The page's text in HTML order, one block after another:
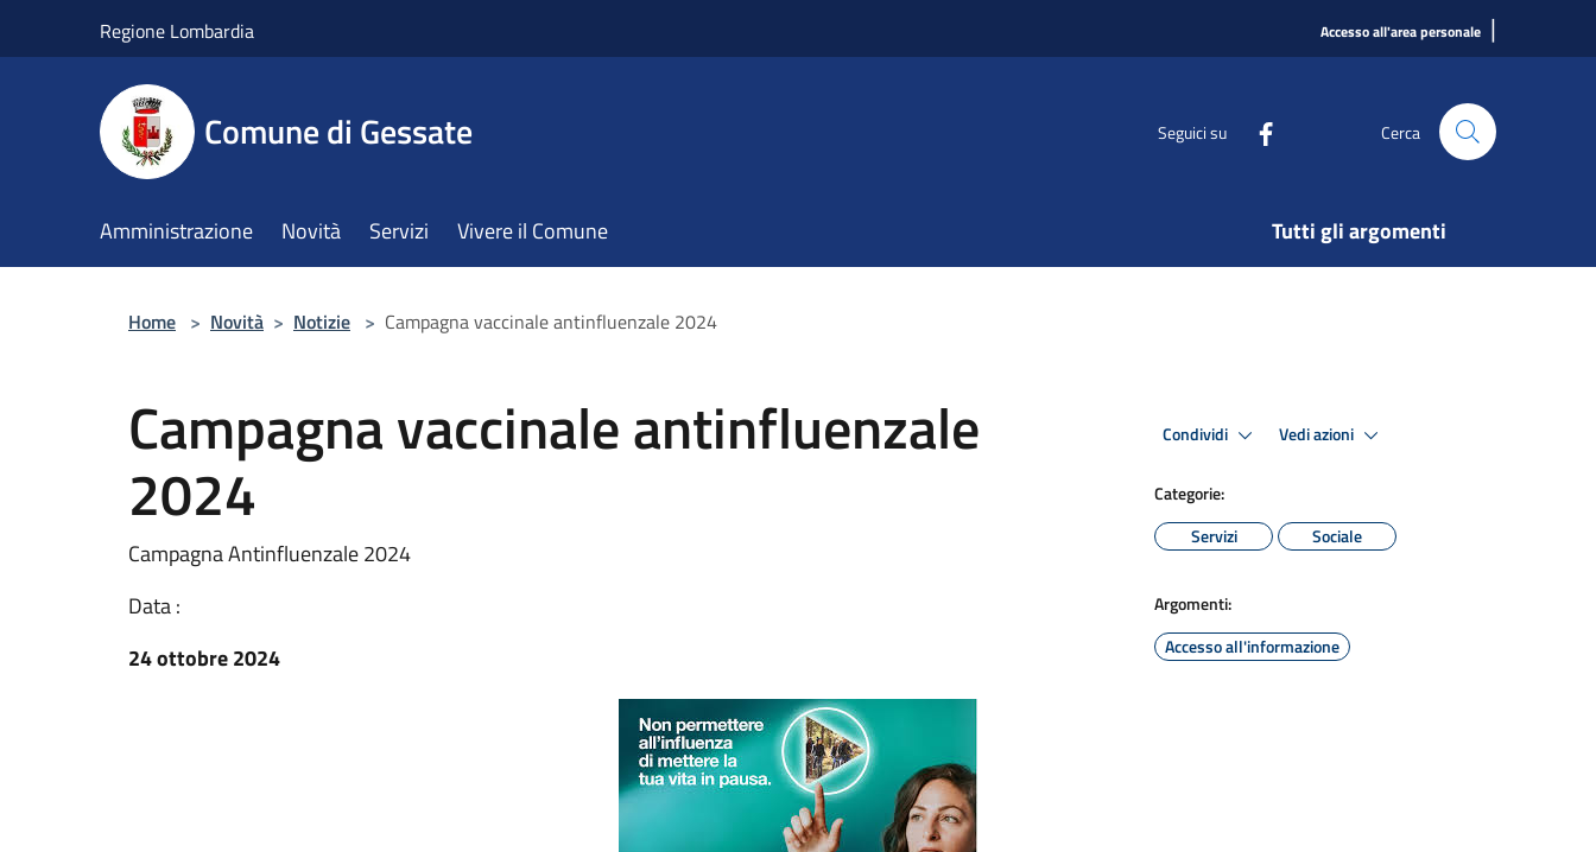
Regione Lombardia Accesso all'area personale |
Comune di Gessate Seguici su Cerca
Amministrazione Novità Servizi Vivere il Comune Tutti gli argomenti
Home > Novità > Notizie > Campagna vaccinale antinfluenzale 2024
Campagna vaccinale antinfluenzale
2024
Campagna Antinfluenzale 2024
Data :
24 ottobre 2024
Condividi Vedi azioni
Categorie:
Servizi
Sociale
Argomenti:
Accesso all'informazione